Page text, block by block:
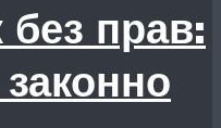
без прав: